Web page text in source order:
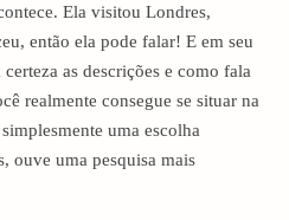
Ela visitou Londres,
então ela pode falar! E em seu
as descrições e como fala
realmente consegue se situar na
uma escolha
ouve uma pesquisa mais